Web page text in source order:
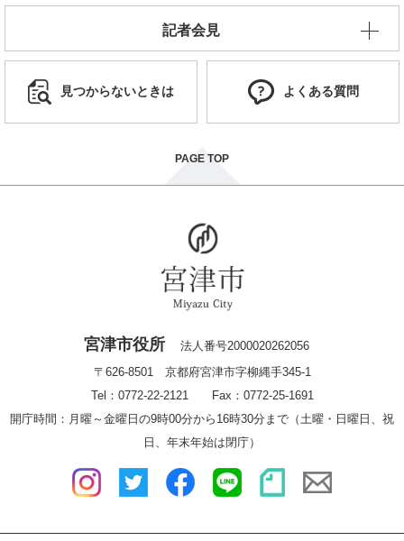
記者会見
見つからないときは よくある質問
PAGE TOP
宮津市役所
法人番号2000020262056
〒626-8501 京都府宮津市字柳縄手345-1
Tel：0772-22-2121 Fax：0772-25-1691
開庁時間：月曜～金曜日の9時00分から16時30分まで（土曜・日曜日、祝
日、年末年始は閉庁）